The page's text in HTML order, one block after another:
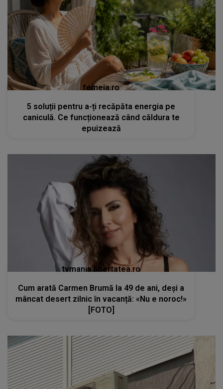
femeia.ro
5 soluții pentru a-ți recăpăta energia pe
caniculă. Ce funcționează când căldura te
epuizează
tvmania.libertatea.ro
Cum arată Carmen Brumă la 49 de ani, deși a
mâncat desert zilnic în vacanță: «Nu e noroc!»
[FOTO]